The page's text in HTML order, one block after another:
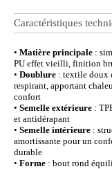
Caractéristiques
• Matière principale :
PU effet vieilli, finition
• Doublure : textile doux
respirant, apportant
confort
• Semelle extérieure :
et antidérapant
• Semelle intérieure :
amortissante pour un
durable
• Forme : bout rond